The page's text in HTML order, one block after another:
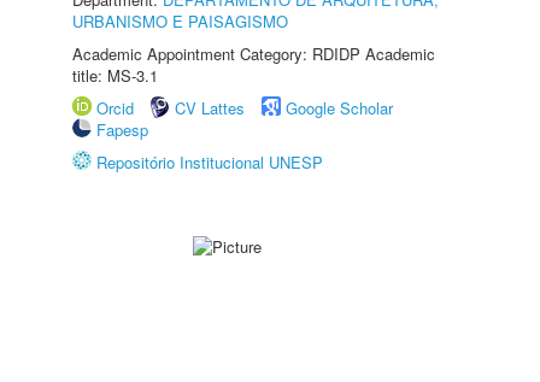
URBANISMO E PAISAGISMO
Academic Appointment Category: RDIDP Academic
title: MS-3.1
Orcid
CV Lattes
Google Scholar
Fapesp
Repositório Institucional UNESP